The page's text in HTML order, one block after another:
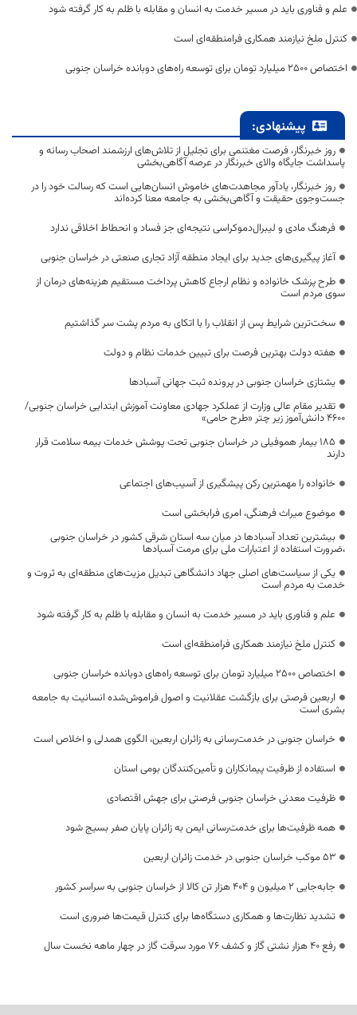
علم و فناوری باید در مسیر خدمت به انسان و مقابله با ظلم به کار گرفته شود
کنترل ملخ نیازمند همکاری فرامنطقه‌ای است
اختصاص 2500 میلیارد تومان برای توسعه راه‌های دوبانده خراسان جنوبی
پیشنهادی:
روز خبرنگار، فرصت مغتنمی برای تجلیل از تلاش‌های ارزشمند اصحاب رسانه و
پاسداشت جایگاه والای خبرنگار در عرصه آگاهی‌بخشی
روز خبرنگار، یادآور مجاهدت‌های خاموش انسان‌هایی است که رسالت خود را در
جست‌وجوی حقیقت و آگاهی‌بخشی به جامعه معنا کرده‌اند
فرهنگ مادی و لیبرال‌دموکراسی نتیجه‌ای جز فساد و انحطاط اخلاقی ندارد
آغاز پیگیری‌های جدید برای ایجاد منطقه آزاد تجاری صنعتی در خراسان جنوبی
طرح پزشک خانواده و نظام ارجاع کاهش پرداخت مستقیم هزینه‌های درمان از
سوی مردم است
سخت‌ترین شرایط پس از انقلاب را با اتکای به مردم پشت سر گذاشتیم
هفته دولت بهترین فرصت برای تبیین خدمات نظام و دولت
یشتازی خراسان جنوبی در پرونده ثبت جهانی آسبادها
تقدیر مقام عالی وزارت از عملکرد جهادی معاونت آموزش ابتدایی خراسان جنوبی/
۴۶۰۰ دانش‌آموز زیر چتر «طرح حامی»
۱۸۵ بیمار هموفیلی در خراسان جنوبی تحت پوشش خدمات بیمه سلامت قرار
دارند
خانواده را مهمترین رکن پیشگیری از آسیب‌های اجتماعی
موضوع میراث فرهنگی، امری فرابخشی است
بیشترین تعداد آسبادها در میان سه استان شرقی کشور در خراسان جنوبی
،ضرورت استفاده از اعتبارات ملی برای مرمت آسبادها
یکی از سیاست‌های اصلی جهاد دانشگاهی تبدیل مزیت‌های منطقه‌ای به ثروت و
خدمت به مردم است
علم و فناوری باید در مسیر خدمت به انسان و مقابله با ظلم به کار گرفته شود
کنترل ملخ نیازمند همکاری فرامنطقه‌ای است
اختصاص 2500 میلیارد تومان برای توسعه راه‌های دوبانده خراسان جنوبی
اربعین فرصتی برای بازگشت عقلانیت و اصول فراموش‌شده انسانیت به جامعه
بشری است
خراسان جنوبی در خدمت‌رسانی به زائران اربعین، الگوی همدلی و اخلاص است
استفاده از ظرفیت پیمانکاران و تأمین‌کنندگان بومی استان
ظرفیت معدنی خراسان جنوبی فرصتی برای جهش اقتصادی
همه ظرفیت‌ها برای خدمت‌رسانی ایمن به زائران پایان صفر بسیج شود
53 موکب خراسان جنوبی در خدمت زائران اربعین
جابه‌جایی 2 میلیون و 404 هزار تن کالا از خراسان جنوبی به سراسر کشور
تشدید نظارت‌ها و همکاری دستگاه‌ها برای کنترل قیمت‌ها ضروری است
رفع 40 هزار نشتی گاز و کشف 76 مورد سرقت گاز در چهار ماهه نخست سال